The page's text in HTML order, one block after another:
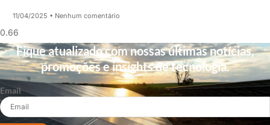
11/04/2025 Nenhum comentário
Fique atualizado com nossas últimas notícias,
promoções e insights de tecnologia.
Email